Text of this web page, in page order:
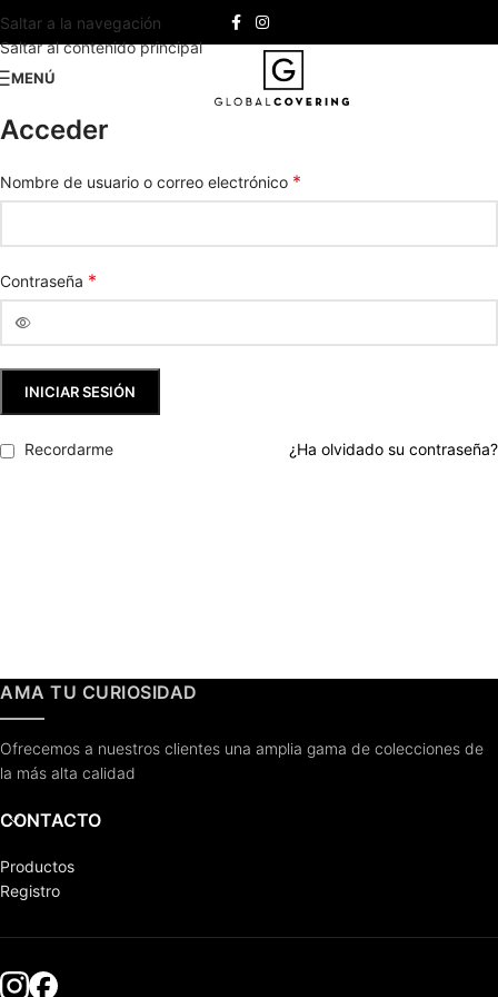
Saltar a la navegación
Saltar al contenido principal
MENÚ
Acceder
Nombre de usuario o correo electrónico *
Contraseña *
INICIAR SESIÓN
¿Ha olvidado su contraseña?
Recordarme
AMA TU CURIOSIDAD
Ofrecemos a nuestros clientes una amplia gama de colecciones de
la más alta calidad
CONTACTO
Productos
Registro